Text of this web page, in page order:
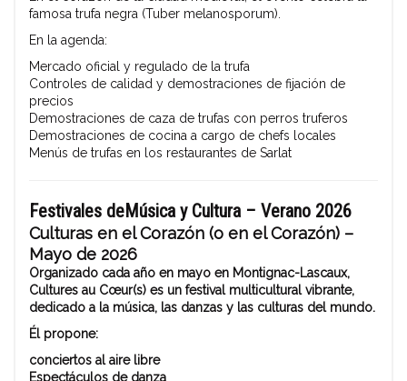
famosa trufa negra (Tuber melanosporum).
En la agenda:
Mercado oficial y regulado de la trufa
Controles de calidad y demostraciones de fijación de
precios
Demostraciones de caza de trufas con perros truferos
Demostraciones de cocina a cargo de chefs locales
Menús de trufas en los restaurantes de Sarlat
Festivales deMúsica y Cultura – Verano 2026
Culturas en el Corazón (o en el Corazón) –
Mayo de 2026
Organizado cada año en mayo en Montignac-Lascaux,
Cultures au Cœur(s) es un festival multicultural vibrante,
dedicado a la música, las danzas y las culturas del mundo.
Él propone:
conciertos al aire libre
Espectáculos de danza